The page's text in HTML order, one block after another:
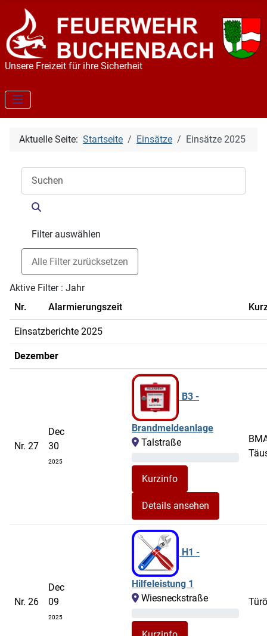
Unsere Freizeit für ihre Sicherheit
Aktuelle Seite: Startseite Einsätze Einsätze 2025
Filter auswählen
Alle Filter zurücksetzen
Aktive Filter : Jahr
Nr.
Alarmierungszeit
Einsatzberichte 2025
Dezember
Nr. 27
Dec
30
2025
B3 -
Brandmeldeanlage
Talstraße
Details ansehen
Nr. 26
Dec
09
2025
H1 -
Hilfeleistung 1
Wiesneckstraße